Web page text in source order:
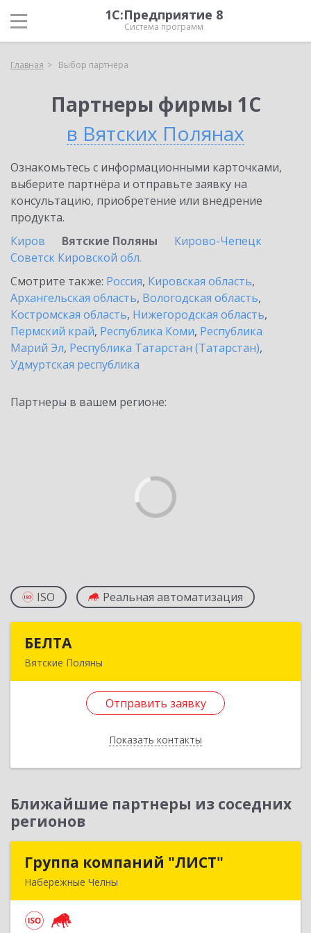
1С:Предприятие 8
Система программ
Главная Выбор партнёра
Партнеры фирмы 1С
в Вятских Полянах
Ознакомьтесь с информационными карточками,
выберите партнёра и отправьте заявку на
консультацию, приобретение или внедрение
продукта.
Киров
Вятские Поляны
Кирово-Чепецк
Советск Кировской обл.
Смотрите также: Россия, Кировская область,
Архангельская область, Вологодская область,
Костромская область, Нижегородская область,
Пермский край, Республика Коми, Республика
Марий Эл, Республика Татарстан (Татарстан),
Удмуртская республика
Партнеры в вашем регионе:
ISO Реальная автоматизация
БЕЛТА
Вятские Поляны
Отправить заявку
Показать контакты
Тойменка ул, дом № 8Г
Ближайшие партнеры из соседних
регионов
Группа компаний "ЛИСТ"
Набережные Челны
Группа компаний "ЛИСТ"
Раиса Беляева пр-кт, дом № 53А, пом.1-H